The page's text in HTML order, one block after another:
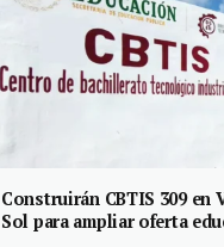
Construirán CBTIS 309 en
Sol para ampliar oferta